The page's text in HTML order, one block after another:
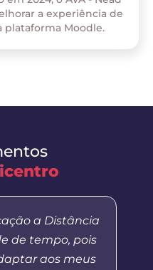
a experiência de
Moodle.
a Distância
de tempo, pois
aos meus